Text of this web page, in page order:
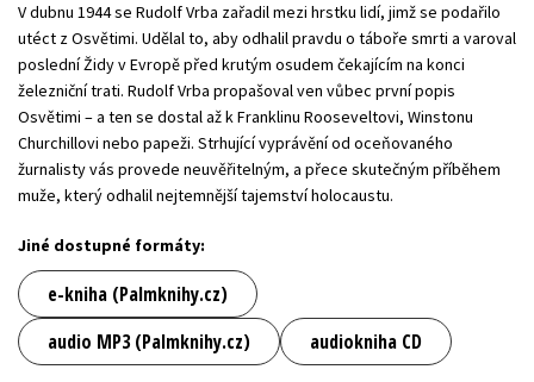
V dubnu 1944 se Rudolf Vrba zařadil mezi hrstku lidí, jimž se podařilo
utéct z Osvětimi. Udělal to, aby odhalil pravdu o táboře smrti a varoval
poslední Židy v Evropě před krutým osudem čekajícím na konci
železniční trati. Rudolf Vrba propašoval ven vůbec první popis
Osvětimi – a ten se dostal až k Franklinu Rooseveltovi, Winstonu
Churchillovi nebo papeži. Strhující vyprávění od oceňovaného
žurnalisty vás provede neuvěřitelným, a přece skutečným příběhem
muže, který odhalil nejtemnější tajemství holocaustu.
Jiné dostupné formáty:
e-kniha (Palmknihy.cz)
audio MP3 (Palmknihy.cz)
audiokniha CD